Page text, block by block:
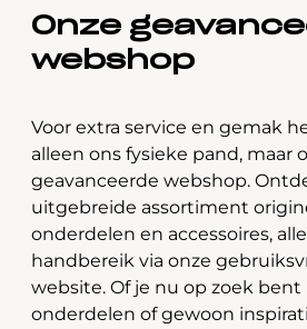
Onze
webshop
Voor extra service en gemak
alleen ons fysieke pand, maar
geavanceerde webshop.
uitgebreide assortiment
onderdelen en accessoires,
handbereik via onze
website. Of je nu op zoek bent
onderdelen of gewoon